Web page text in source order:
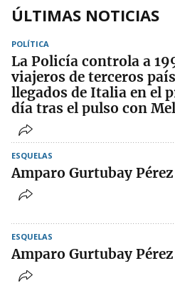
ÚLTIMAS NOTICIAS
POLÍTICA
La Policía controla a
viajeros de terceros
llegados de Italia en el
día tras el pulso con
ESQUELAS
Amparo Gurtubay Pérez
ESQUELAS
Amparo Gurtubay Pérez